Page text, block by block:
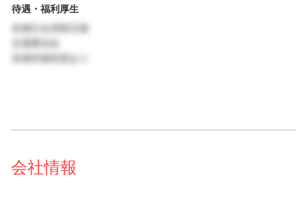
待遇・福利厚生
各種社会保険完備
交通費支給
各種研修制度あり
会社情報